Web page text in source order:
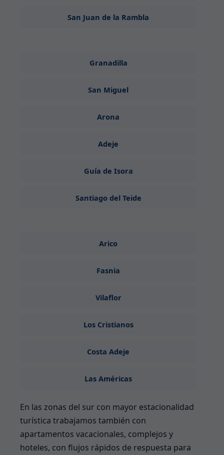
San Juan de la Rambla
Granadilla
San Miguel
Arona
Adeje
Guía de Isora
Santiago del Teide
Arico
Fasnia
Vilaflor
Los Cristianos
Costa Adeje
Las Américas
En las zonas del sur con mayor estacionalidad
turística trabajamos también con
apartamentos vacacionales, complejos y
hoteles, con flujos rápidos de respuesta para